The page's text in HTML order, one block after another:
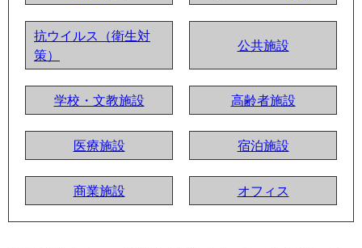
抗ウイルス（衛生対
策）
公共施設
学校・文教施設 高齢者施設
医療施設 宿泊施設
商業施設 オフィス